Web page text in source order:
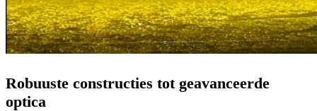
Robuuste constructies tot geavanceerde
optica